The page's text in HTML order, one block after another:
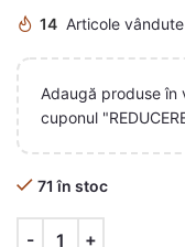
14 Articole
Adaugă produse în
cuponul
71 în stoc